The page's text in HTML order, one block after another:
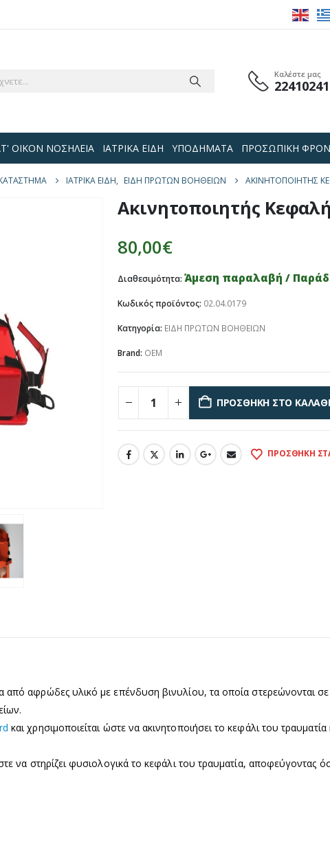
Καλέστε μας
ΟΙΚΟΝ ΝΟΣΗΛΕΙΑ ΙΑΤΡΙΚΑ ΕΙΔΗ ΥΠΟΔΗΜΑΤΑ ΠΡΟΣΩΠΙΚΗ
ΙΑΤΡΙΚΑ ΕΙΔΗ, ΕΙΔΗ ΠΡΩΤΩΝ ΒΟΗΘΕΙΩΝ ΑΚΙΝΗΤΟΠΟΙΗΤΉΣ
Ακινητοποιητής
80,00€
Διαθεσιμότητα: Άμεση παραλαβή /
Κωδικός προϊόντος: 02.04.0179
Κατηγορία: ΕΙΔΗ ΠΡΩΤΩΝ ΒΟΗΘΕΙΩΝ
Brand: OEM
ΠΡΟΣΘΉΚΗ ΣΤΟ ΚΑΛΆΘΙ
ΠΡΟΣΘΉΚΗ
από αφρώδες υλικό με επένδυση βινυλίου, τα οποία στερεώνονται σε
και χρησιμοποιείται ώστε να ακινητοποιήσει το κεφάλι του
να στηρίζει φυσιολογικά το κεφάλι του τραυματία, αποφεύγοντας